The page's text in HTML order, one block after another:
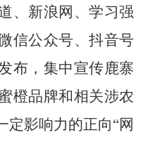
、新浪网、学习强
信公众号、抖音号
布，集中宣传鹿寨
橙品牌和相关涉农
定影响力的正向“网